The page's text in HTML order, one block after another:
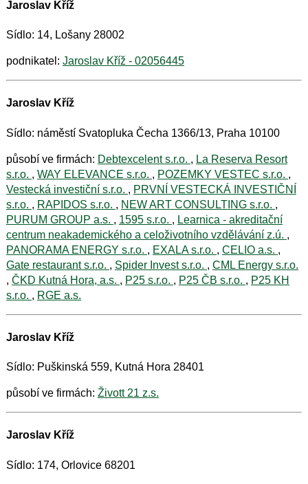
Jaroslav Kříž
Sídlo: 14, Lošany 28002
podnikatel: Jaroslav Kříž - 02056445
Jaroslav Kříž
Sídlo: náměstí Svatopluka Čecha 1366/13, Praha 10100
působí ve firmách: Debtexcelent s.r.o. , La Reserva Resort
s.r.o. , WAY ELEVANCE s.r.o. , POZEMKY VESTEC s.r.o. ,
Vestecká investiční s.r.o. , PRVNÍ VESTECKÁ INVESTIČNÍ
s.r.o. , RAPIDOS s.r.o. , NEW ART CONSULTING s.r.o. ,
PURUM GROUP a.s. , 1595 s.r.o. , Learnica - akreditační
centrum neakademického a celoživotního vzdělávání z.ú. ,
PANORAMA ENERGY s.r.o. , EXALA s.r.o. , CELIO a.s. ,
Gate restaurant s.r.o. , Spider Invest s.r.o. , CML Energy s.r.o.
, ČKD Kutná Hora, a.s. , P25 s.r.o. , P25 ČB s.r.o. , P25 KH
s.r.o. , RGE a.s.
Jaroslav Kříž
Sídlo: Puškinská 559, Kutná Hora 28401
působí ve firmách: Živott 21 z.s.
Jaroslav Kříž
Sídlo: 174, Orlovice 68201